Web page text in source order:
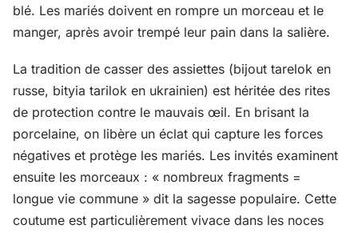
blé. Les mariés doivent en rompre un morceau et le
manger, après avoir trempé leur pain dans la salière.
La tradition de casser des assiettes (bijout tarelok en
russe, bityia tarilok en ukrainien) est héritée des rites
de protection contre le mauvais œil. En brisant la
porcelaine, on libère un éclat qui capture les forces
négatives et protège les mariés. Les invités examinent
ensuite les morceaux : « nombreux fragments =
longue vie commune » dit la sagesse populaire. Cette
coutume est particulièrement vivace dans les noces